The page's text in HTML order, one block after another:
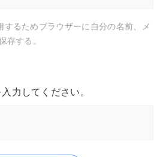
するためブラウザーに自分の名前、メ
存する。
力してください。